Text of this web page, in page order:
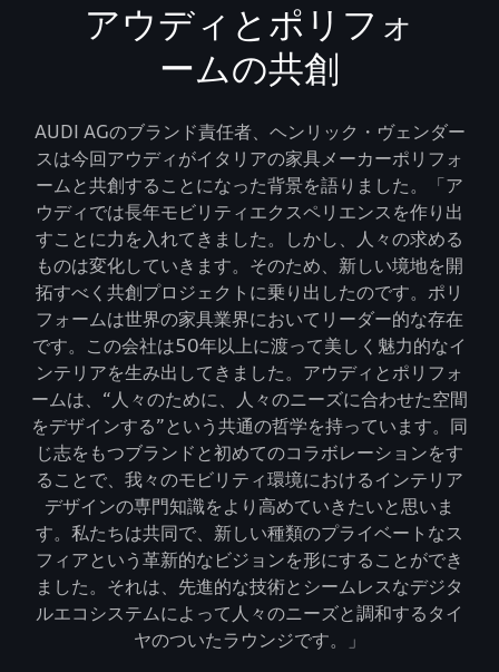
アウディとポリフォ
ームの共創
AUDI AGのブランド責任者、ヘンリック・ヴェンダー
スは今回アウディがイタリアの家具メーカーポリフォ
ームと共創することになった背景を語りました。「ア
ウディでは長年モビリティエクスペリエンスを作り出
すことに力を入れてきました。しかし、人々の求める
ものは変化していきます。そのため、新しい境地を開
拓すべく共創プロジェクトに乗り出したのです。ポリ
フォームは世界の家具業界においてリーダー的な存在
です。この会社は50年以上に渡って美しく魅力的なイ
ンテリアを生み出してきました。アウディとポリフォ
ームは、“人々のために、人々のニーズに合わせた空間
をデザインする”という共通の哲学を持っています。同
じ志をもつブランドと初めてのコラボレーションをす
ることで、我々のモビリティ環境におけるインテリア
デザインの専門知識をより高めていきたいと思いま
す。私たちは共同で、新しい種類のプライベートなス
フィアという革新的なビジョンを形にすることができ
ました。それは、先進的な技術とシームレスなデジタ
ルエコシステムによって人々のニーズと調和するタイ
ヤのついたラウンジです。」